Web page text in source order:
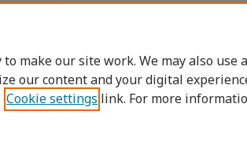
make our site work. We may also use
our content and your digital
Cookie settings link. For more